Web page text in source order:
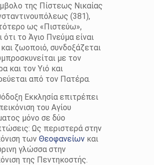
της Πίστεως Νικαίας
(381),
ως «Πιστεύω»,
ότι το Άγιο Πνεύμα είναι
και ζωοποιό, συνδοξάζεται
με τον
και τον Υιό και
από τον Πατέρα.
Εκκλησία επιτρέπει
του Αγίου
μόνο σε δύο
Ως περιστερά στην
των Θεοφανείωνκαι
γλώσσα στην
της Πεντηκοστής.